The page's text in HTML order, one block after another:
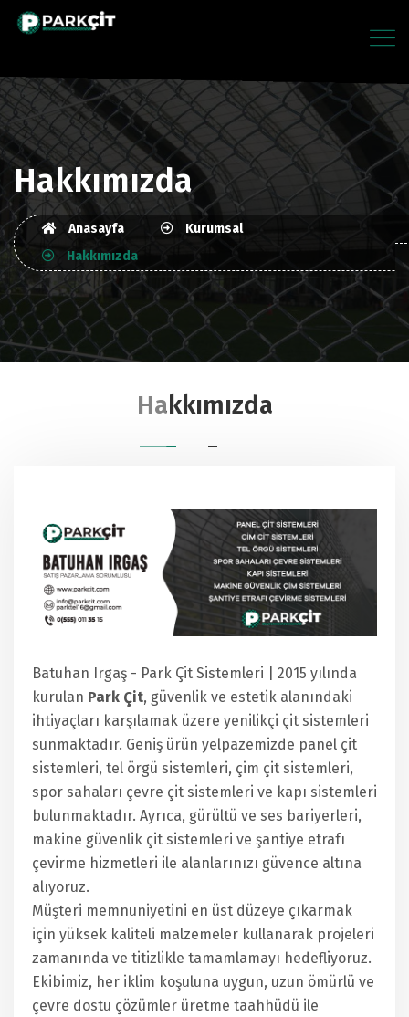
Hakkımızda
Anasayfa
Kurumsal
Hakkımızda
Hakkımızda
Batuhan Irgaş - Park Çit Sistemleri | 2015 yılında
kurulan Park Çit, güvenlik ve estetik alanındaki
ihtiyaçları karşılamak üzere yenilikçi çit sistemleri
sunmaktadır. Geniş ürün yelpazemizde panel çit
sistemleri, tel örgü sistemleri, çim çit sistemleri,
spor sahaları çevre çit sistemleri ve kapı sistemleri
bulunmaktadır. Ayrıca, gürültü ve ses bariyerleri,
makine güvenlik çit sistemleri ve şantiye etrafı
çevirme hizmetleri ile alanlarınızı güvence altına
alıyoruz.
Müşteri memnuniyetini en üst düzeye çıkarmak
için yüksek kaliteli malzemeler kullanarak projeleri
zamanında ve titizlikle tamamlamayı hedefliyoruz.
Ekibimiz, her iklim koşuluna uygun, uzun ömürlü ve
çevre dostu çözümler üretme taahhüdü ile